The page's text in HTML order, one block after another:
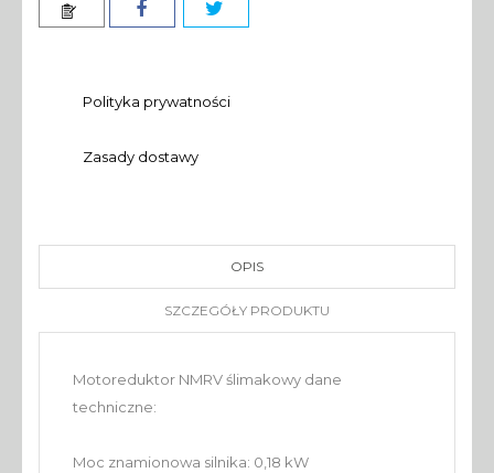
Polityka prywatności
Zasady dostawy
OPIS
SZCZEGÓŁY PRODUKTU
Motoreduktor NMRV ślimakowy dane
techniczne:
Moc znamionowa silnika: 0,18 kW